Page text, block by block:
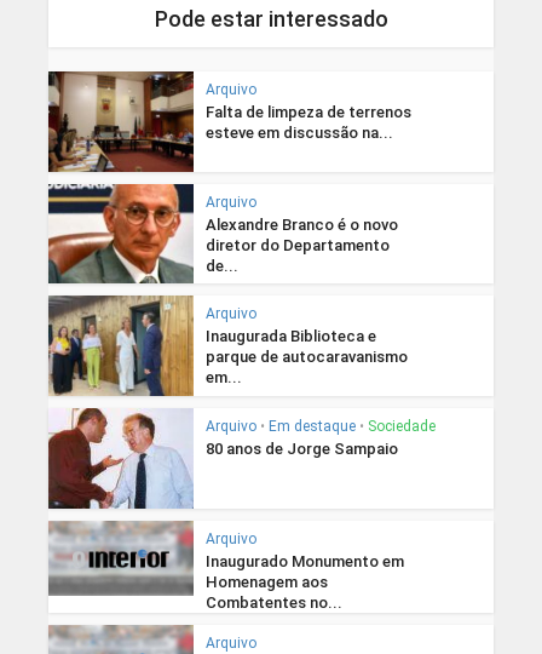
Pode estar interessado
Arquivo
Falta de limpeza de terrenos
esteve em discussão na...
Arquivo
Alexandre Branco é o novo
diretor do Departamento
de...
Arquivo
Inaugurada Biblioteca e
parque de autocaravanismo
em...
Arquivo • Em destaque • Sociedade
80 anos de Jorge Sampaio
Arquivo
Inaugurado Monumento em
Homenagem aos
Combatentes no...
Arquivo